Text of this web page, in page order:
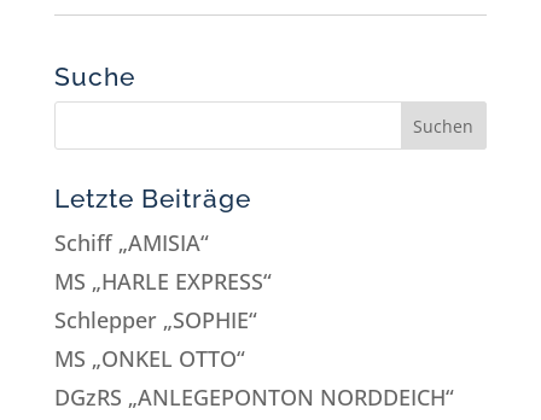
Suche
Letzte Beiträge
Schiff „AMISIA“
MS „HARLE EXPRESS“
Schlepper „SOPHIE“
MS „ONKEL OTTO“
DGzRS „ANLEGEPONTON NORDDEICH“